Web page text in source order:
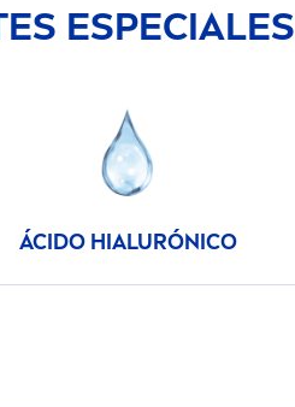
ESPECIALES
ÁCIDO HIALURÓNICO